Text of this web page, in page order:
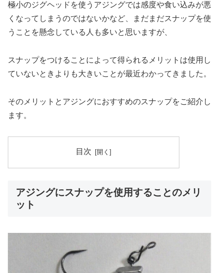
極小のジグヘッドを使うアジングでは感度や食い込みが悪
くなってしまうのではないかなど、まだまだスナップを使
うことを懸念している人も多いと思いますが、
スナップをつけることによって得られるメリットは使用し
ていないときよりも大きいことが最近わかってきました。
そのメリットとアジングにおすすめのスナップをご紹介し
ます。
目次
アジングにスナップを使用することのメリ
ット